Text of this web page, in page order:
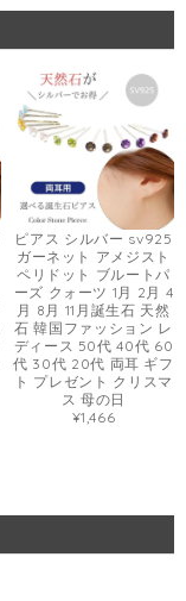
ピアス シルバー sv925
ガーネット アメジスト
ペリドット ブルートパ
ーズ クォーツ 1月 2月 4
月 8月 11月誕生石 天然
石 韓国ファッション レ
ディース 50代 40代 60
代 30代 20代 両耳 ギフ
ト プレゼント クリスマ
ス 母の日
¥1,466